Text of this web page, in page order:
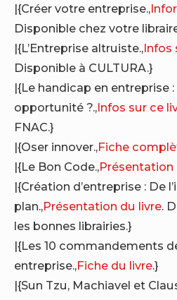
|{Créer votre entreprise.,
Disponible chez votre
|{L’Entreprise altruiste.,Infos
Disponible à CULTURA.}
|{Le handicap en entreprise
opportunité ?.,Infos sur ce
FNAC.}
|{Oser innover.,Fiche
|{Le Bon Code.,Présentation
|{Création d’entreprise : De
plan.,Présentation du livre.
les bonnes librairies.}
|{Les 10 commandements
entreprise.,Fiche du livre.}
|{Sun Tzu, Machiavel et